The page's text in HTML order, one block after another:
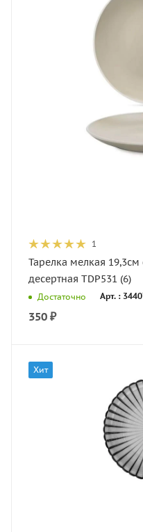
1
Тарелка мелкая
десертная TDP531 (6)
Достаточно Арт. :
350 ₽
Хит